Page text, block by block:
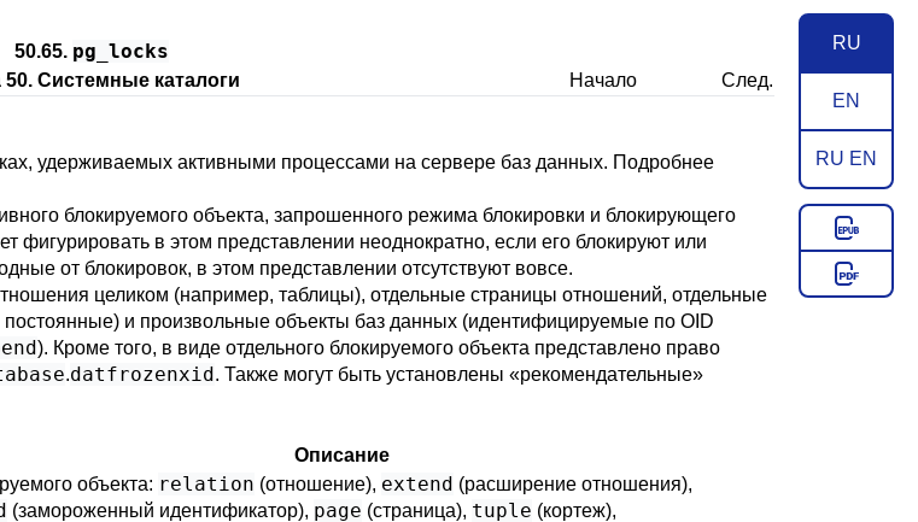
RU
EN
RU EN
50.65. pg_locks
50. Системные каталоги Начало След.
удерживаемых активными процессами на сервере баз данных. Подробнее
блокируемого объекта, запрошенного режима блокировки и блокирующего
в этом представлении неоднократно, если его блокируют или
от блокировок, в этом представлении отсутствуют вовсе.
целиком (например, таблицы), отдельные страницы отношений, отдельные
и произвольные объекты баз данных (идентифицируемые по OID
). Кроме того, в виде отдельного блокируемого объекта представлено право
.datfrozenxid. Также могут быть установлены «рекомендательные»
Описание
объекта: relation (отношение), extend (расширение отношения),
(замороженный идентификатор), page (страница), tuple (кортеж),